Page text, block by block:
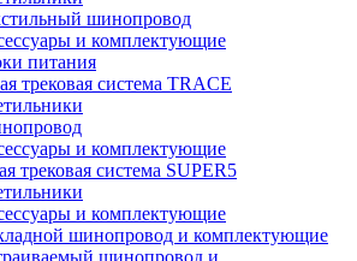
шинопровод
и комплектующие
питания
трековая система TRACE
и комплектующие
трековая система SUPER5
и комплектующие
шинопровод и комплектующие
шинопровод и